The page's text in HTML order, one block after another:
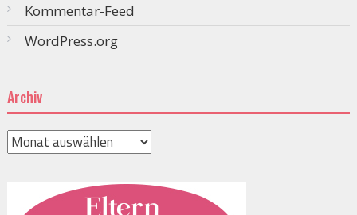
Kommentar-Feed
WordPress.org
Archiv
Archiv